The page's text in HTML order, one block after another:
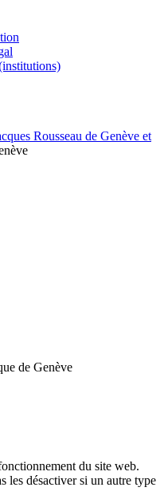
de Genève
du site web.
les désactiver si un autre type